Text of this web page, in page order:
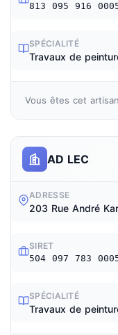
813 095 916
SPÉCIALITÉ
Travaux de
Vous êtes cet
AD LEC
ADRESSE
203 Rue André
SIRET
504 097 783
SPÉCIALITÉ
Travaux de